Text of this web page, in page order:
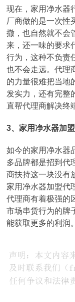
现在，家用净水器
厂商做的是一次性
撤，也自然就不会
来，还一味的要求
行为，这种不负责
也不会走远。代理
的力量很难把当地
发实力，还有完整
直帮代理商解决终
3、家用净水器加
如今的家用净水器
多品牌都是招到代
商扶持这一块没有
家用净水器加盟代
代理商有着极强的
市场串货行为的牌
能获取更多的利润。